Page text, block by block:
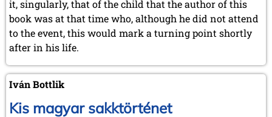
it, singularly, that of the child that the author of this
book was at that time who, although he did not attend
to the event, this would mark a turning point shortly
after in his life.
Iván Bottlik
Kis magyar sakktörténet